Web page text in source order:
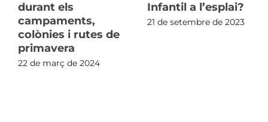
durant els
campaments,
colònies i rutes de
primavera
22 de març de 2024
Infantil a l’esplai?
21 de setembre de 2023